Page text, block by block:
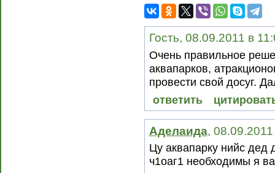
Гость, 08.09.2011 в
Очень правильное
аквапарков,
провести свой досуг.
ответить
Аделаида,
Цу аквапарку нийс дед
ч1оаг1 необходимы я